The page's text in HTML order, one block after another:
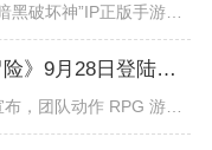
虽迟但到，1500万国服玩家翘首以盼的“暗黑破坏神”IP正版手游《暗黑破坏神：不朽》已于今日全平台上线！动作RPG王者再...
《勇者斗恶龙：达尔的大冒险》9月28日登陆苹果谷歌应用商店
发行商 Square Enix 以及开发商 DeNa 宣布，团队动作 RPG 游戏《勇者斗恶龙：达尔的大冒险 魂之绊》将...